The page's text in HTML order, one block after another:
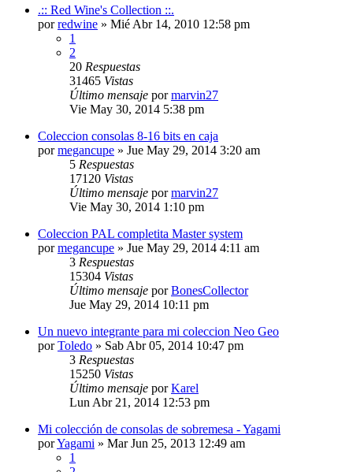
.:: Red Wine's Collection ::.
porredwine » Mié Abr 14, 2010 12:58 pm
1
2
20 Respuestas
31465 Vistas
Último mensaje pormarvin27
Vie May 30, 2014 5:38 pm
Coleccion consolas 8-16 bits en caja
pormegancupe » Jue May 29, 2014 3:20 am
5 Respuestas
17120 Vistas
Último mensaje pormarvin27
Vie May 30, 2014 1:10 pm
Coleccion PAL completita Master system
pormegancupe » Jue May 29, 2014 4:11 am
3 Respuestas
15304 Vistas
Último mensaje porBonesCollector
Jue May 29, 2014 10:11 pm
Un nuevo integrante para mi coleccion Neo Geo
porToledo » Sab Abr 05, 2014 10:47 pm
3 Respuestas
15250 Vistas
Último mensaje porKarel
Lun Abr 21, 2014 12:53 pm
Mi colección de consolas de sobremesa - Yagami
porYagami » Mar Jun 25, 2013 12:49 am
1